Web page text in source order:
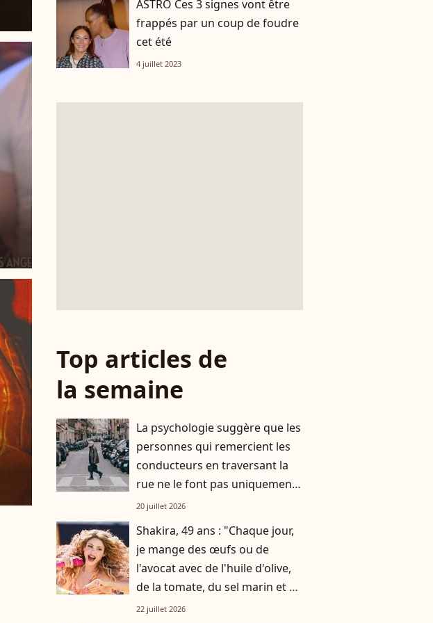
ASTRO Ces 3 signes vont être
frappés par un coup de foudre
cet été
4 juillet 2023
Top articles de
la semaine
La psychologie suggère que les
personnes qui remercient les
conducteurs en traversant la
rue ne le font pas uniquement
par gratitude
20 juillet 2026
Shakira, 49 ans : "Chaque jour,
je mange des œufs ou de
l'avocat avec de l'huile d'olive,
de la tomate, du sel marin et un
smoothie"
22 juillet 2026